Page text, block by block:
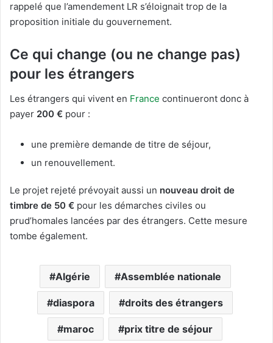
rappelé que l’amendement LR s’éloignait trop de la
proposition initiale du gouvernement.
Ce qui change (ou ne change pas)
pour les étrangers
Les étrangers qui vivent en France continueront donc à
payer 200 € pour :
une première demande de titre de séjour,
un renouvellement.
Le projet rejeté prévoyait aussi un nouveau droit de
timbre de 50 € pour les démarches civiles ou
prud’homales lancées par des étrangers. Cette mesure
tombe également.
Algérie Assemblée nationale
diaspora droits des étrangers
maroc prix titre de séjour